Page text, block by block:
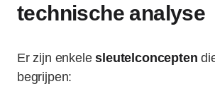
technische analyse
Er zijn enkelesleutelconcepten
begrijpen: